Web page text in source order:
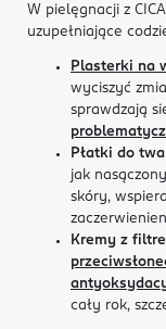
W pielęgnacji z
uzupełniające
Plasterki na
wyciszyć
sprawdzają
Płatki do
jak
skóry,
Kremy z
cały rok,